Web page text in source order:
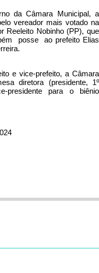
da Câmara Municipal, a
vereador mais votado na
Reeleito Nobinho (PP), que
posse ao prefeito Elias
e vice-prefeito, a Câmara
diretora (presidente, 1º
presidente para o biênio